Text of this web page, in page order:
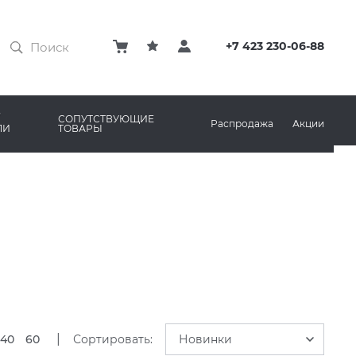
+7 423 230-06-88
MARAZZI
СОПУТСТВУЮЩИЕ
ТОВАРЫ
КЛЕЙ
СИСТЕМА ВЫРАВНИВАНИЯ
Распродажа Акции
40 60 Сортировать: Новинки